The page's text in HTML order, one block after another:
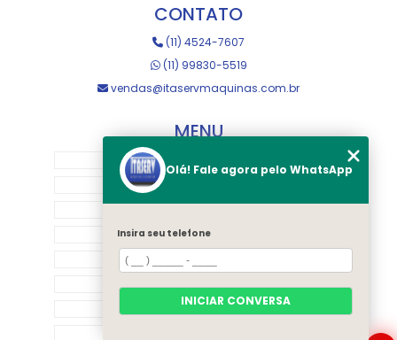
CONTATO
(11) 4524-7607
(11) 99830-5519
vendas@itaservmaquinas.com.br
MENU
MANUTENÇÃO E USINAGEM
LOJA
EQUIPAMENTOS
RASTREAMENTO
CONTATO
Olá! Fale agora pelo WhatsApp
Insira seu telefone
INICIAR CONVERSA